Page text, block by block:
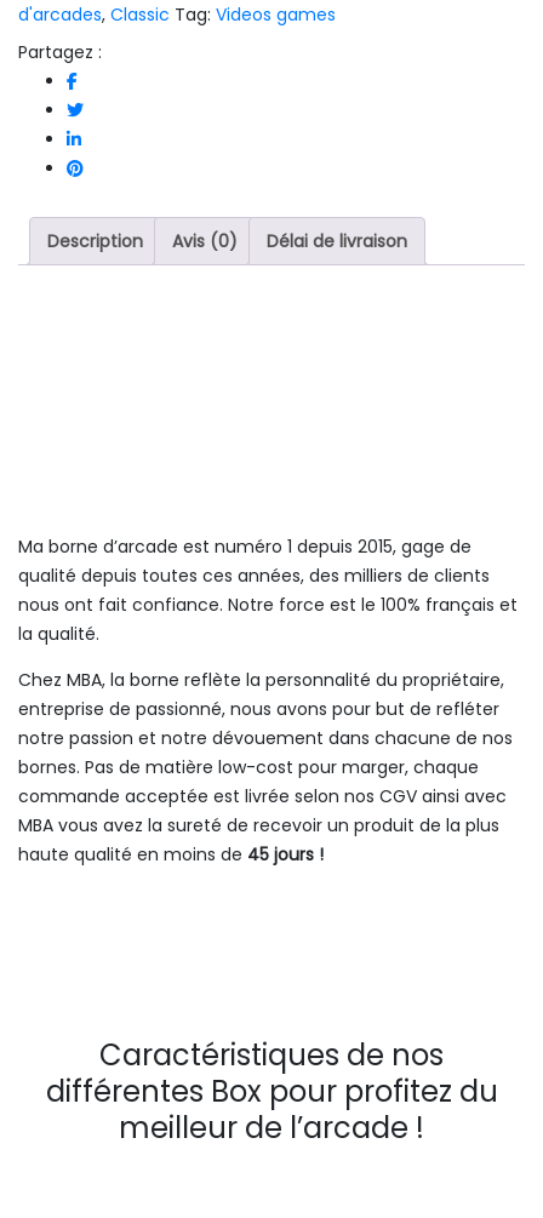
d'arcades, Classic Tag: Videos games
Partagez :
Description Avis (0) Délai de livraison
Ma borne d’arcade est numéro 1 depuis 2015, gage de
qualité depuis toutes ces années, des milliers de clients
nous ont fait confiance. Notre force est le 100% français et
la qualité.
Chez MBA, la borne reflète la personnalité du propriétaire,
entreprise de passionné, nous avons pour but de refléter
notre passion et notre dévouement dans chacune de nos
bornes. Pas de matière low-cost pour marger, chaque
commande acceptée est livrée selon nos CGV ainsi avec
MBA vous avez la sureté de recevoir un produit de la plus
haute qualité en moins de 45 jours !
Caractéristiques de nos
différentes Box pour profitez du
meilleur de l’arcade !